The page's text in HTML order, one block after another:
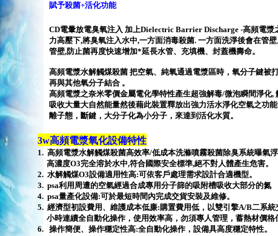
賦予殺菌+活化功能
CD電暈放電臭氧注入 加上Dielectric Barrier Discharge -高頻電漿
力高壓下,將臭氧注入水中,一方面消毒殺菌. 一方面洗淨後會在管
管壁,防止菌再度快速增加*延長水管、充填機、封蓋機壽命。
高頻電漿水解觸煤殺菌 把空氣、純氧通過電漿區時，氧分子鍵被
再與其他氧分子結合 。
高頻電漿之奈米零價金屬電化學特性產生超強解毒/微泡瞬間淨化,
吸收大量大自然能量然後藉此裝置釋放出強力活水淨化空氣之功
離子態，斷鍵，大分子化為小分子，來達到活化水質。
3w高頻電漿氧化設備特性
1. 高頻電漿水解觸煤殺菌高效率/低成本洗滌噴霧殺菌除臭系統曝氣
高濃度O3完全溶於水中,符合國際安全標準,絕不對人體產生危害。
2. 水解觸煤O3設備適用性高:可依客戶處理需求設計合適機型。
3. psa利用周遭的空氣經過合成專用分子篩的吸附槽吸收大部分的氮
4. psa量產化設備:可於最短時間內完成交貨安裝及維修。
5. 經濟型初設費用、維護成本低廉:購置費用低，以雙引擎A/B二系統
小時連續全自動化操作，使用效率高，勿須專人管理，蓄熱材價格
6. 操作簡便、操作穩定性高:全自動化操作，設備具高度穩定特性。